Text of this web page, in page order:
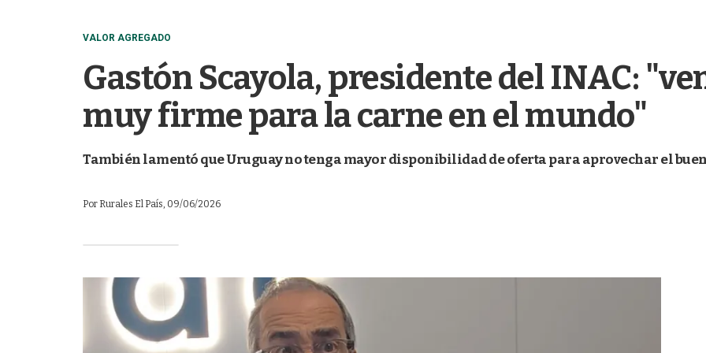
VALOR AGREGADO
Gastón Scayola, presidente del INAC:
muy firme para la carne en el mundo"
También lamentó que Uruguay no tenga mayor disponibilidad de oferta para aprovechar el
Por Rurales El País, 09/06/2026